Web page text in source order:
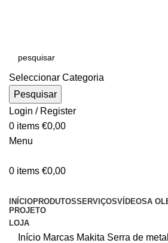
Seleccionar Categoria
Pesquisar
Login / Register
0 items €0,00
Menu
0 items €0,00
INÍCIOPRODUTOSSERVIÇOSVÍDEOSA
PROJETO
LOJA
Início Marcas Makita Serra de